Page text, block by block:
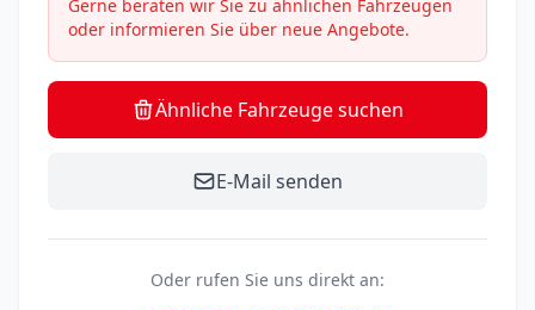
Gerne beraten wir Sie zu ähnlichen Fahrzeugen
oder informieren Sie über neue Angebote.
Ähnliche Fahrzeuge suchen
E-Mail senden
Oder rufen Sie uns direkt an: